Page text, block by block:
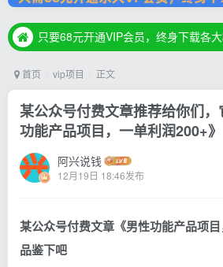
只要68元开通VIP会员，终身下载各大机构内部资源，一站式草根创业基地
只要68元开通VIP会员，终身下载各大机构内部资源，一站式草根创业基地
首页 vip项目 正文
某公众号付费文章推荐给你们
功能产品项目，一单利润200+》
阿兴说钱
12月19日 18:46发布
某公众号付费文章《男性功能产品项
品鉴下吧